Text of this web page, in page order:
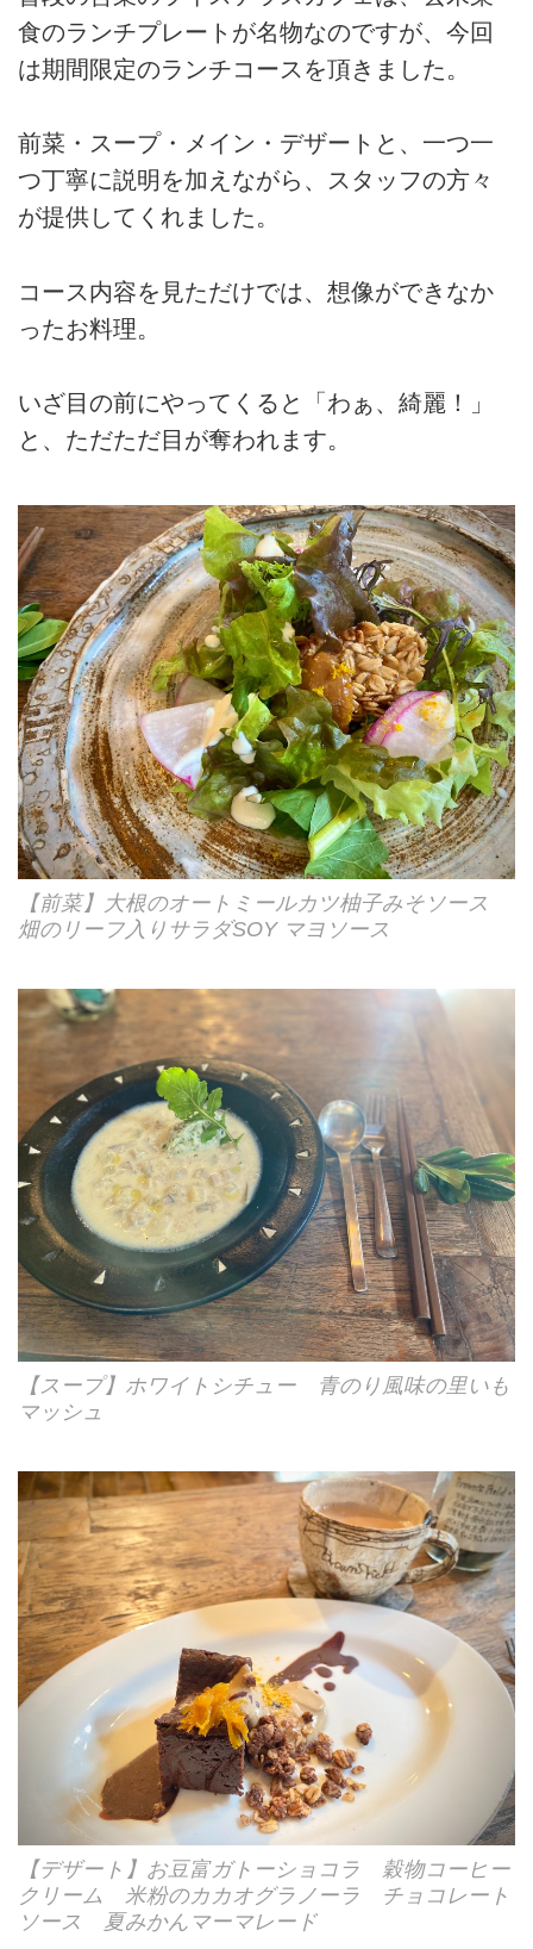
食のランチプレートが名物なのですが、今回
は期間限定のランチコースを頂きました。
前菜・スープ・メイン・デザートと、一つ一
つ丁寧に説明を加えながら、スタッフの方々
が提供してくれました。
コース内容を見ただけでは、想像ができなか
ったお料理。
いざ目の前にやってくると「わぁ、綺麗！」
と、ただただ目が奪われます。
【前菜】大根のオートミールカツ柚子みそソース
畑のリーフ入りサラダSOY マヨソース
【スープ】ホワイトシチュー 青のり風味の里いも
マッシュ
【デザート】お豆富ガトーショコラ 穀物コーヒー
クリーム 米粉のカカオグラノーラ チョコレート
ソース 夏みかんマーマレード